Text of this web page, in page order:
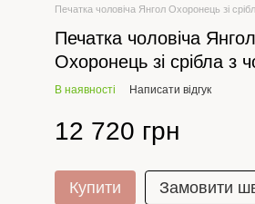
Печатка чоловіча Янгол Охоронець зі
Печатка чоловіча Янгол
Охоронець зі срібла з
В наявності Написати відгук
12 720 грн
Купити Замовити